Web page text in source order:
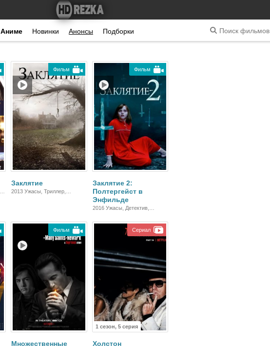
Аниме Новинки Анонсы Подборки
Фильм
Заклятие
2013 Ужасы, Триллер,
Фильм
Заклятие 2:
Полтергейст в
Энфильде
2016 Ужасы, Детектив,
Фильм
Множественные
1 сезон, 5 серия
Сериал
Холстон